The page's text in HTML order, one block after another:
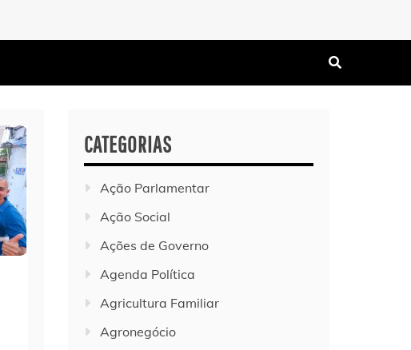
CATEGORIAS
Ação Parlamentar
Ação Social
Ações de Governo
Agenda Política
Agricultura Familiar
Agronegócio